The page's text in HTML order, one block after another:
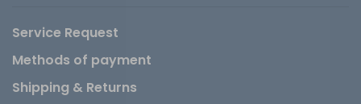
Service Request
Methods of payment
Shipping & Returns